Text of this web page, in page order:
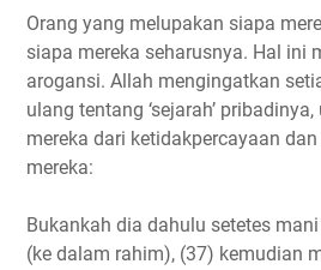
Orang yang melupakan siapa
siapa mereka seharusnya. Hal ini
arogansi. Allah mengingatkan
ulang tentang ‘sejarah’
mereka dari ketidakpercayaan
mereka:
Bukankah dia dahulu setetes
(ke dalam rahim), (37) kemudian